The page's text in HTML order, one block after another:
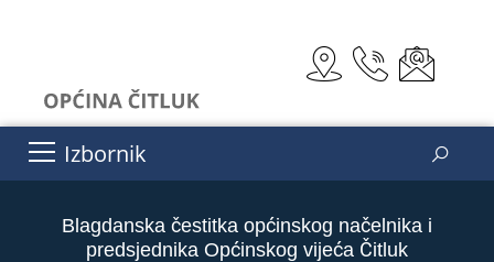
Izbornik
Blagdanska čestitka općinskog načelnika i
predsjednika Općinskog vijeća Čitluk